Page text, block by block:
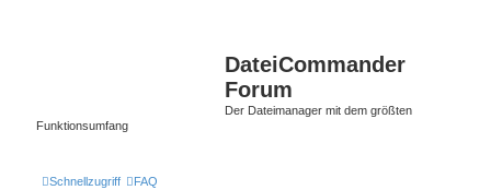
DateiCommander
Forum
Der Dateimanager mit dem größten
Funktionsumfang
Schnellzugriff FAQ